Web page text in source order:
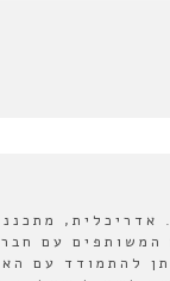
אדריכלית,
המשותפים עם
להתמודד עם